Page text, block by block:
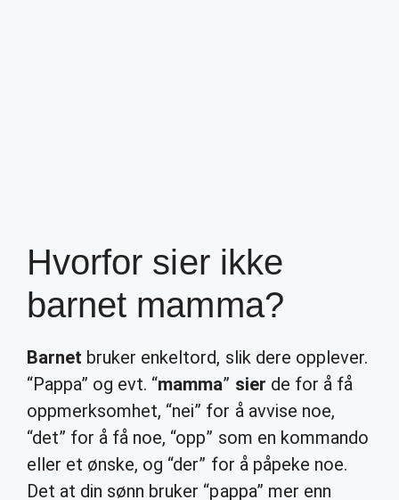
Hvorfor sier ikke
barnet mamma?
Barnet bruker enkeltord, slik dere opplever.
“Pappa” og evt. “mamma” sier de for å få
oppmerksomhet, “nei” for å avvise noe,
“det” for å få noe, “opp” som en kommando
eller et ønske, og “der” for å påpeke noe.
Det at din sønn bruker “pappa” mer enn